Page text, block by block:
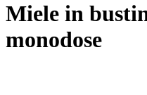
Miele in
monodose